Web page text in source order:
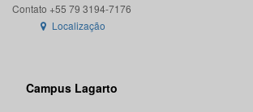
Localização
Campus Lagarto